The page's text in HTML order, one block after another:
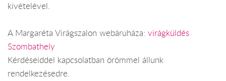
kivételével.
A Margaréta Virágszalon webáruháza: virágküldés
Szombathely
Kérdéseiddel kapcsolatban örömmel állunk
rendelkezésedre.